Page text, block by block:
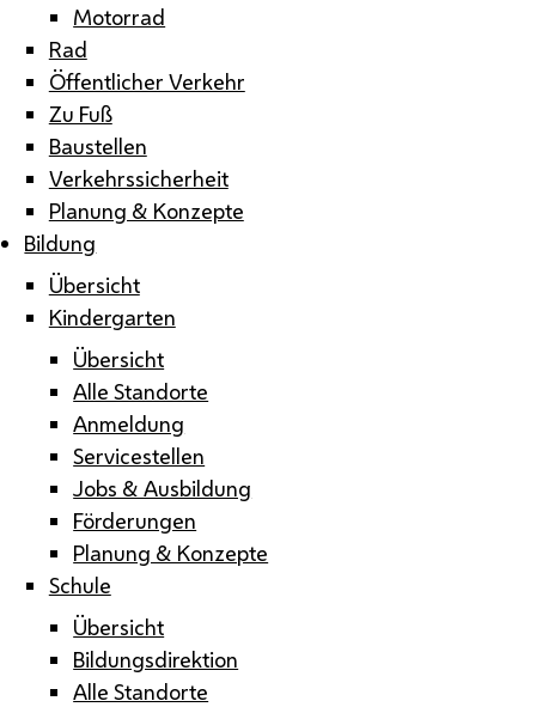
Motorrad
Rad
Öffentlicher Verkehr
Zu Fuß
Baustellen
Verkehrssicherheit
Planung & Konzepte
Bildung
Übersicht
Kindergarten
Übersicht
Alle Standorte
Anmeldung
Servicestellen
Jobs & Ausbildung
Förderungen
Planung & Konzepte
Schule
Übersicht
Bildungsdirektion
Alle Standorte